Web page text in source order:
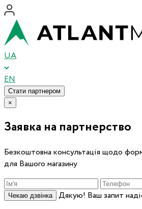
UA
EN
Стати партнером
×
Заявка на партнерство
Безкоштовна консультація щодо
для Вашого магазину
Чекаю дзвінка
Дякую! Ваш запит